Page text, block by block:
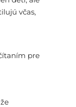
včas,
pre